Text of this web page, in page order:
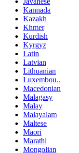
Kannada
Kazakh
Khmer
Kurdish
Kyrgyz
Latin
Latvian
Lithuanian
Luxembou..
Macedonian
Malagasy
Malay
Malayalam
Maltese
Maori
Marathi
Mongolian